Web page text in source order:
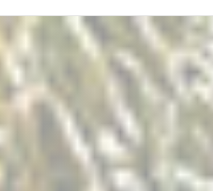
INTEX La marque référence |